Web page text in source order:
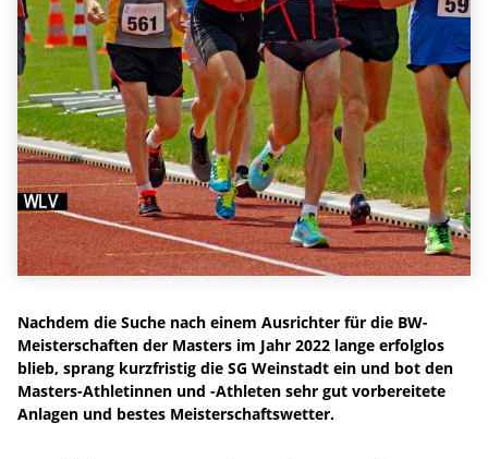
Nachdem die Suche nach einem Ausrichter für die BW-
Meisterschaften der Masters im Jahr 2022 lange erfolglos
blieb, sprang kurzfristig die SG Weinstadt ein und bot den
Masters-Athletinnen und -Athleten sehr gut vorbereitete
Anlagen und bestes Meisterschaftswetter.